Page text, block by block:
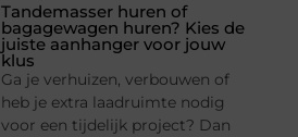
Tandemasser huren of
bagagewagen huren? Kies de
juiste aanhanger voor jouw
klus
Ga je verhuizen, verbouwen of
heb je extra laadruimte nodig
voor een tijdelijk project? Dan